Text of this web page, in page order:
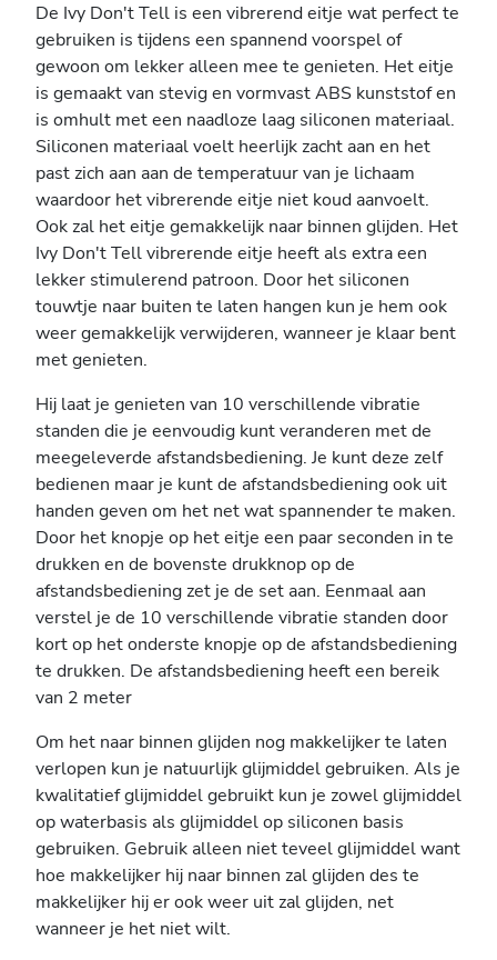
De Ivy Don't Tell is een vibrerend eitje wat perfect te
gebruiken is tijdens een spannend voorspel of
gewoon om lekker alleen mee te genieten. Het eitje
is gemaakt van stevig en vormvast ABS kunststof en
is omhult met een naadloze laag siliconen materiaal.
Siliconen materiaal voelt heerlijk zacht aan en het
past zich aan aan de temperatuur van je lichaam
waardoor het vibrerende eitje niet koud aanvoelt.
Ook zal het eitje gemakkelijk naar binnen glijden. Het
Ivy Don't Tell vibrerende eitje heeft als extra een
lekker stimulerend patroon. Door het siliconen
touwtje naar buiten te laten hangen kun je hem ook
weer gemakkelijk verwijderen, wanneer je klaar bent
met genieten.
Hij laat je genieten van 10 verschillende vibratie
standen die je eenvoudig kunt veranderen met de
meegeleverde afstandsbediening. Je kunt deze zelf
bedienen maar je kunt de afstandsbediening ook uit
handen geven om het net wat spannender te maken.
Door het knopje op het eitje een paar seconden in te
drukken en de bovenste drukknop op de
afstandsbediening zet je de set aan. Eenmaal aan
verstel je de 10 verschillende vibratie standen door
kort op het onderste knopje op de afstandsbediening
te drukken. De afstandsbediening heeft een bereik
van 2 meter
Om het naar binnen glijden nog makkelijker te laten
verlopen kun je natuurlijk glijmiddel gebruiken. Als je
kwalitatief glijmiddel gebruikt kun je zowel glijmiddel
op waterbasis als glijmiddel op siliconen basis
gebruiken. Gebruik alleen niet teveel glijmiddel want
hoe makkelijker hij naar binnen zal glijden des te
makkelijker hij er ook weer uit zal glijden, net
wanneer je het niet wilt.